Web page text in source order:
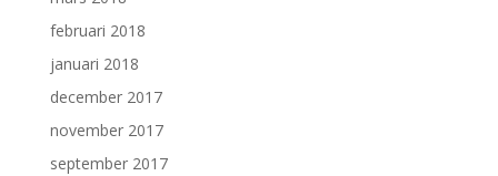
februari 2018
januari 2018
december 2017
november 2017
september 2017